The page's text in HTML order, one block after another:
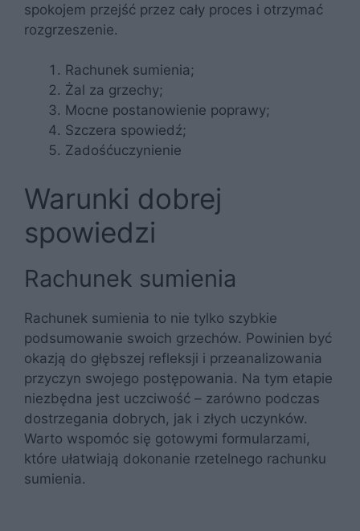
spokojem przejść przez cały proces i otrzymać
rozgrzeszenie.
Rachunek sumienia;
Żal za grzechy;
Mocne postanowienie poprawy;
Szczera spowiedź;
Zadośćuczynienie
Warunki dobrej
spowiedzi
Rachunek sumienia
Rachunek sumienia to nie tylko szybkie
podsumowanie swoich grzechów. Powinien być
okazją do głębszej refleksji i przeanalizowania
przyczyn swojego postępowania. Na tym etapie
niezbędna jest uczciwość – zarówno podczas
dostrzegania dobrych, jak i złych uczynków.
Warto wspomóc się gotowymi formularzami,
które ułatwiają dokonanie rzetelnego rachunku
sumienia.